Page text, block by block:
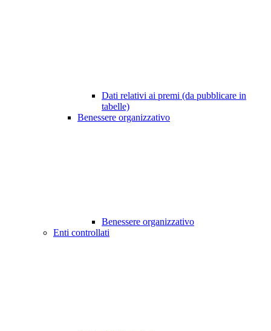
Dati relativi ai premi (da pubblicare in
tabelle)
Benessere organizzativo
Benessere organizzativo
Enti controllati